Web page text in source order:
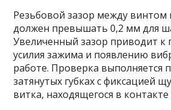
Резьбовой зазор между винтом
должен превышать 0,2 мм для
Увеличенный зазор приводит к
усилия зажима и появлению
работе. Проверка выполняется
затянутых губках с фиксацией
витка, находящегося в контакте